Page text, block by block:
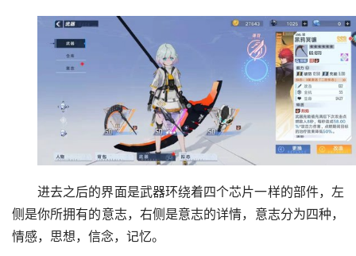
进去之后的界面是武器环绕着四个芯片一样的部件，左
侧是你所拥有的意志，右侧是意志的详情，意志分为四种，
情感，思想，信念，记忆。